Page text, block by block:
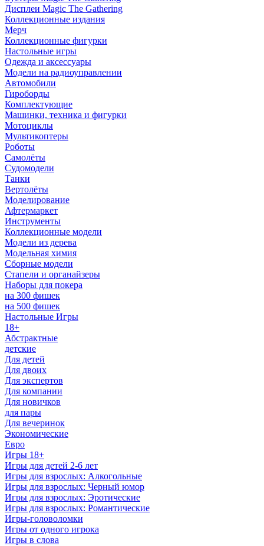
Дисплеи Magic The Gathering
Коллекционные издания
Мерч
Коллекционные фигурки
Настольные игры
Одежда и аксессуары
Модели на радиоуправлении
Автомобили
Гироборды
Комплектующие
Машинки, техника и фигурки
Мотоциклы
Мультикоптеры
Роботы
Самолёты
Судомодели
Танки
Вертолёты
Моделирование
Афтермаркет
Инструменты
Коллекционные модели
Модели из дерева
Модельная химия
Сборные модели
Стапели и органайзеры
Наборы для покера
на 300 фишек
на 500 фишек
Настольные Игры
18+
Абстрактные
детские
Для детей
Для двоих
Для экспертов
Для компании
Для новичков
для пары
Для вечеринок
Экономические
Евро
Игры 18+
Игры для детей 2-6 лет
Игры для взрослых: Алкогольные
Игры для взрослых: Черный юмор
Игры для взрослых: Эротические
Игры для взрослых: Романтические
Игры-головоломки
Игры от одного игрока
Игры в слова